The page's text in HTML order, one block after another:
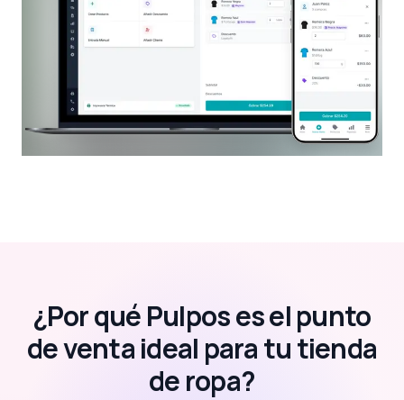
¿Por qué Pulpos es el punto
de venta ideal para tu tienda
de ropa?